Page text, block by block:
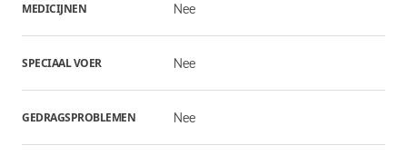
MEDICIJNEN Nee
SPECIAAL VOER Nee
GEDRAGSPROBLEMEN Nee